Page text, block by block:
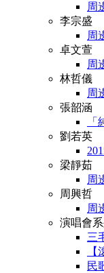
周
李宗盛
周
卓文萱
周
林哲儀
周
張韶涵
劉若英
梁靜茹
周
周興哲
周
演唱會
三
民